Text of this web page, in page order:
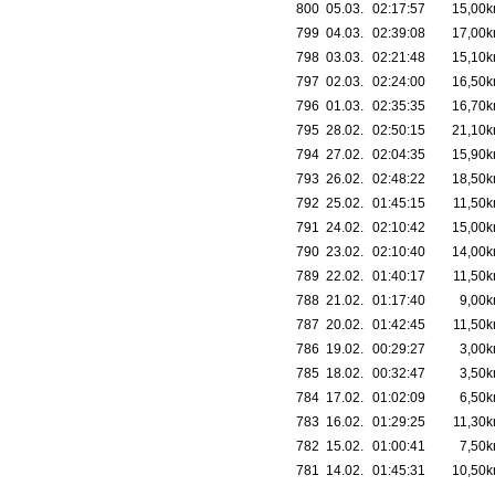
800 05.03. 02:17:57
799 04.03. 02:39:08
798 03.03. 02:21:48
797 02.03. 02:24:00
796 01.03. 02:35:35
795 28.02. 02:50:15
794 27.02. 02:04:35
793 26.02. 02:48:22
792 25.02. 01:45:15
791 24.02. 02:10:42
790 23.02. 02:10:40
789 22.02. 01:40:17
788 21.02. 01:17:40
787 20.02. 01:42:45
786 19.02. 00:29:27
785 18.02. 00:32:47
784 17.02. 01:02:09
783 16.02. 01:29:25
782 15.02. 01:00:41
781 14.02. 01:45:31